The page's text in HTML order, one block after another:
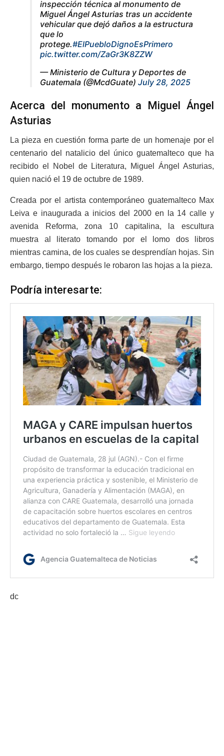
inspección técnica al monumento de
Miguel Ángel Asturias tras un accidente
vehicular que dejó daños a la estructura
que lo
protege.#ElPuebloDignoEsPrimero
pic.twitter.com/ZaGr3K8ZZW
— Ministerio de Cultura y Deportes de
Guatemala (@McdGuate) July 28, 2025
Acerca del monumento a Miguel Ángel
Asturias
La pieza en cuestión forma parte de un homenaje por el
centenario del natalicio del único guatemalteco que ha
recibido el Nobel de Literatura, Miguel Ángel Asturias,
quien nació el 19 de octubre de 1989.
Creada por el artista contemporáneo guatemalteco Max
Leiva e inaugurada a inicios del 2000 en la 14 calle y
avenida Reforma, zona 10 capitalina, la escultura
muestra al literato tomando por el lomo dos libros
mientras camina, de los cuales se desprendían hojas. Sin
embargo, tiempo después le robaron las hojas a la pieza.
Podría interesarte:
dc